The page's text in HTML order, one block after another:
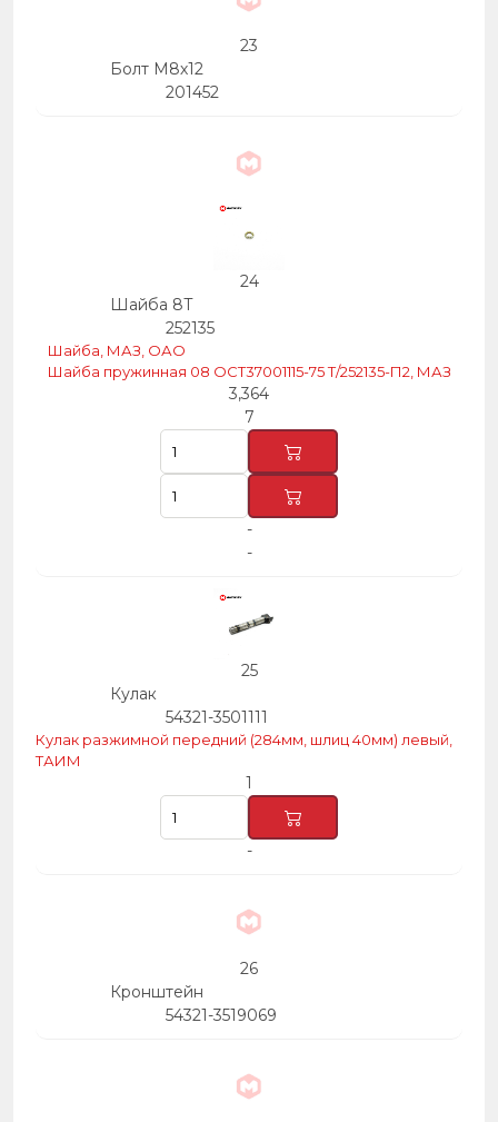
23
Болт М8х12
201452
24
Шайба 8Т
252135
Шайба, МАЗ, ОАО
Шайба пружинная 08 ОСТ37001115-75 Т/252135-П2, МАЗ
3,364
7
-
-
25
Кулак
54321-3501111
Кулак разжимной передний (284мм, шлиц 40мм) левый,
ТАИМ
1
-
26
Кронштейн
54321-3519069